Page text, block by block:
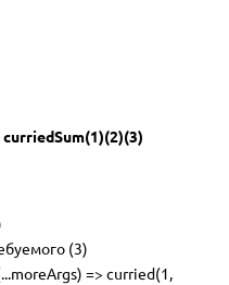
(3)
=> curried(1,